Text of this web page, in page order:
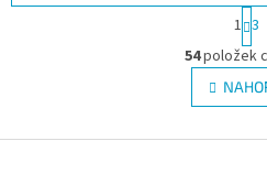
O
v
l
á
S
t
r
á
n
k
v
1 3
54položek